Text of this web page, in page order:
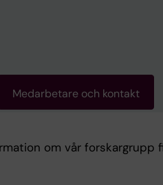
Medarbetare och kontakt
om vår forskargrupp